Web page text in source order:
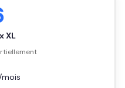
XL